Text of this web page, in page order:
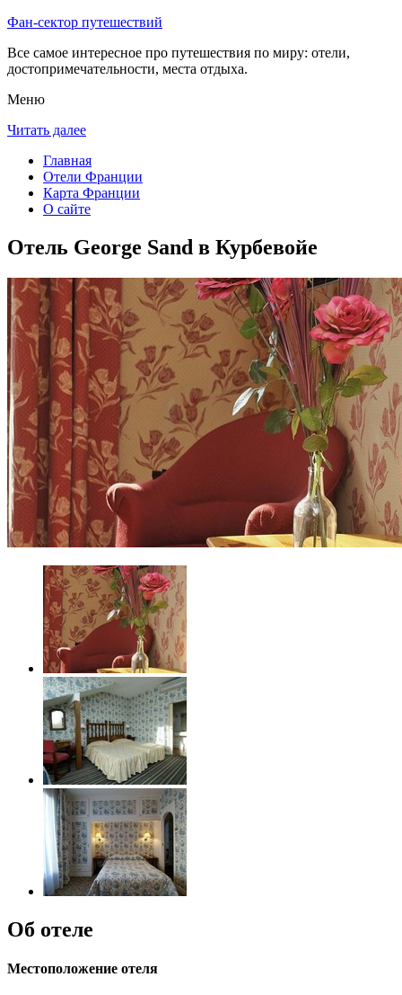
Фан-сектор путешествий
Все самое интересное про путешествия по миру: отели,
достопримечательности, места отдыха.
Меню
Читать далее
Главная
Отели Франции
Карта Франции
О сайте
Отель George Sand в Курбевойе
Об отеле
Местоположение отеля